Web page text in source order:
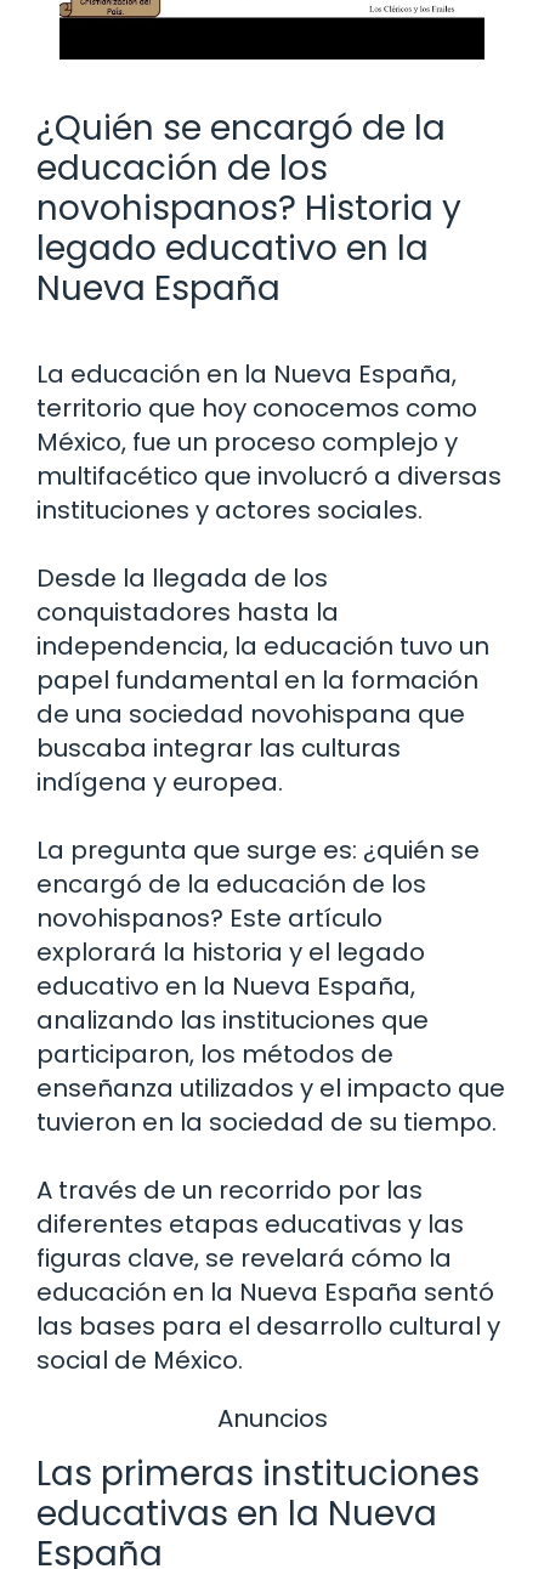
¿Quién se encargó de la
educación de los
novohispanos? Historia y
legado educativo en la
Nueva España
La educación en la Nueva España,
territorio que hoy conocemos como
México, fue un proceso complejo y
multifacético que involucró a diversas
instituciones y actores sociales.
Desde la llegada de los
conquistadores hasta la
independencia, la educación tuvo un
papel fundamental en la formación
de una sociedad novohispana que
buscaba integrar las culturas
indígena y europea.
La pregunta que surge es: ¿quién se
encargó de la educación de los
novohispanos? Este artículo
explorará la historia y el legado
educativo en la Nueva España,
analizando las instituciones que
participaron, los métodos de
enseñanza utilizados y el impacto que
tuvieron en la sociedad de su tiempo.
A través de un recorrido por las
diferentes etapas educativas y las
figuras clave, se revelará cómo la
educación en la Nueva España sentó
las bases para el desarrollo cultural y
social de México.
Anuncios
Las primeras instituciones
educativas en la Nueva
España